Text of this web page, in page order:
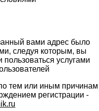
вами адрес было
следуя которым, вы
пользоваться услугами
тем или иным причинам
регистрации -